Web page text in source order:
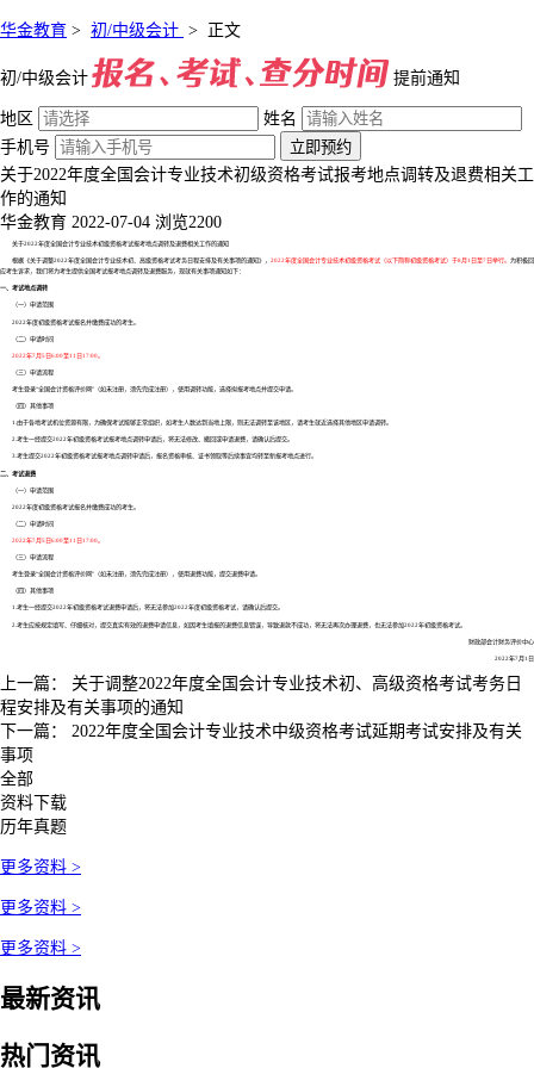
华金教育 > 初/中级会计 > 正文
初/中级会计 提前通知
地区
姓名
手机号
立即预约
关于2022年度全国会计专业技术初级资格考试报考地点调转及退费相关工
作的通知
华金教育 2022-07-04 浏览2200
关于2022年度全国会计专业技术初级资格考试报考地点调转及退费相关工作的通知
根据《关于调整2022年度全国会计专业技术初、高级资格考试考务日程安排及有关事项的通知》， 2022年度全国会计专业技术初级资格考试（以下简称初级资格考试）于8月1日至7日举行。 为积极回
应考生诉求，我们将为考生提供全国考试报考地点调转及退费服务，现就有关事项通知如下：
一、考试地点调转
（一）申请范围
2022年度初级资格考试报名并缴费成功的考生。
（二）申请时间
2022年7月5日6:00至11日17:00。
（三）申请流程
考生登录“全国会计资格评价网”（如未注册，须先完成注册），使用调转功能，选择拟报考地点并提交申请。
（四）其他事项
1.由于各地考试机位资源有限，为确保考试能够正常组织，如考生人数达到当地上限，则无法调转至该地区，请考生就近选择其他地区申请调转。
2.考生一经提交2022年初级资格考试报考地点调转申请后，将无法修改、撤回或申请退费，请确认后提交。
3.考生提交2022年初级资格考试报考地点调转申请后，报名资格审核、证书领取等后续事宜均转至新报考地点进行。
二、考试退费
（一）申请范围
2022年度初级资格考试报名并缴费成功的考生。
（二）申请时间
2022年7月5日6:00至11日17:00。
（三）申请流程
考生登录“全国会计资格评价网”（如未注册，须先完成注册），使用退费功能，提交退费申请。
（四）其他事项
1.考生一经提交2022年初级资格考试退费申请后，将无法参加2022年度初级资格考试，请确认后提交。
2.考生应按规定填写、仔细核对，提交真实有效的退费申请信息，如因考生填报的退费信息错误，导致退款不成功，将无法再次办理退费，也无法参加2022年初级资格考试。
财政部会计财务评价中心
2022年7月1日
上一篇： 关于调整2022年度全国会计专业技术初、高级资格考试考务日
程安排及有关事项的通知
下一篇： 2022年度全国会计专业技术中级资格考试延期考试安排及有关
事项
全部
资料下载
历年真题
更多资料 >
更多资料 >
更多资料 >
最新资讯
热门资讯